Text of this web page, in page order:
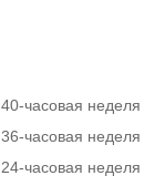
40-часовая неделя
36-часовая неделя
24-часовая неделя